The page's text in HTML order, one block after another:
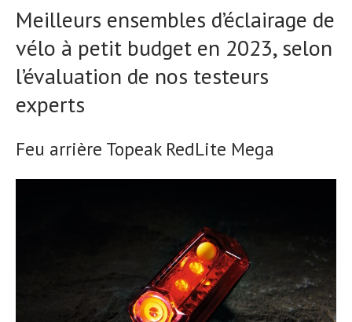
Meilleurs ensembles d’éclairage de
vélo à petit budget en 2023, selon
l’évaluation de nos testeurs
experts
Feu arrière Topeak RedLite Mega
Conseils
Tendances
À propos